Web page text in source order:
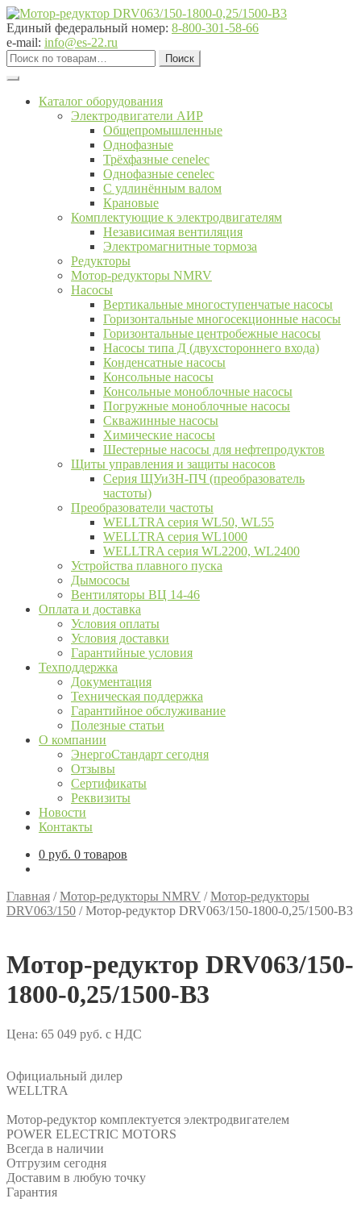
Перейти
к
навигации
Перейти
к
содержимому
Единый федеральный номер: 8-800-301-58-66
e-mail: info@es-22.ru
Искать:
Поиск
Каталог оборудования
Электродвигатели АИР
Общепромышленные
Однофазные
Трёхфазные cenelec
Однофазные cenelec
С удлинённым валом
Крановые
Комплектующие к электродвигателям
Независимая вентиляция
Электромагнитные тормоза
Редукторы
Мотор-редукторы NMRV
Насосы
Вертикальные многоступенчатые насосы
Горизонтальные многосекционные насосы
Горизонтальные центробежные насосы
Насосы типа Д (двухстороннего входа)
Конденсатные насосы
Консольные насосы
Консольные моноблочные насосы
Погружные моноблочные насосы
Скважинные насосы
Химические насосы
Шестерные насосы для нефтепродуктов
Щиты управления и защиты насосов
Серия ЩУиЗН-ПЧ (преобразователь
частоты)
Преобразователи частоты
WELLTRA cерия WL50, WL55
WELLTRA cерия WL1000
WELLTRA серия WL2200, WL2400
Устройства плавного пуска
Дымососы
Вентиляторы ВЦ 14-46
Оплата и доставка
Условия оплаты
Условия доставки
Гарантийные условия
Техподдержка
Документация
Техническая поддержка
Гарантийное обслуживание
Полезные статьи
О компании
ЭнергоСтандарт сегодня
Отзывы
Сертификаты
Реквизиты
Новости
Контакты
0 руб. 0 товаров
Главная /Мотор-редукторы NMRV /Мотор-редукторы
DRV063/150 /Мотор-редуктор DRV063/150-1800-0,25/1500-В3
Мотор-редуктор DRV063/150-
1800-0,25/1500-В3
Цена: 65 049 руб. с НДС
Официальный дилер
WELLTRA
Мотор-редуктор комплектуется электродвигателем
POWER ELECTRIC MOTORS
Всегда в наличии
Отгрузим сегодня
Доставим в любую точку
Гарантия